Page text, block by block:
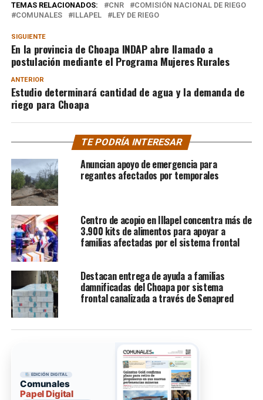
TEMAS RELACIONADOS: CNR
COMISIÓN NACIONAL DE RIEGO
COMUNALES
ILLAPEL LEY DE RIEGO
SIGUIENTE
En la provincia de Choapa INDAP abre llamado a
postulación mediante el Programa Mujeres Rurales
ANTERIOR
Estudio determinará cantidad de agua y la demanda de
riego para Choapa
TE PODRÍA INTERESAR
Anuncian apoyo de emergencia para
regantes afectados por temporales
Centro de acopio en Illapel concentra más de
3.900 kits de alimentos para apoyar a
familias afectadas por el sistema frontal
Destacan entrega de ayuda a familias
damnificadas del Choapa por sistema
frontal canalizada a través de Senapred
EDICIÓN DIGITAL
Comunales
Papel Digital